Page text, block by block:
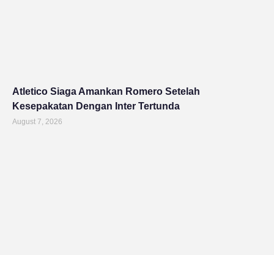
Atletico Siaga Amankan Romero Setelah
Kesepakatan Dengan Inter Tertunda
August 7, 2026